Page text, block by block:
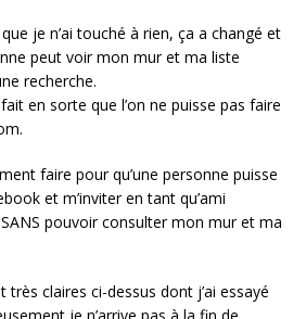
je n’ai touché à rien, ça a changé et
peut voir mon mur et ma liste
recherche.
en sorte que l’on ne puisse pas faire
faire pour qu’une personne puisse
et m’inviter en tant qu’ami
pouvoir consulter mon mur et ma
très claires ci-dessus dont j’ai essayé